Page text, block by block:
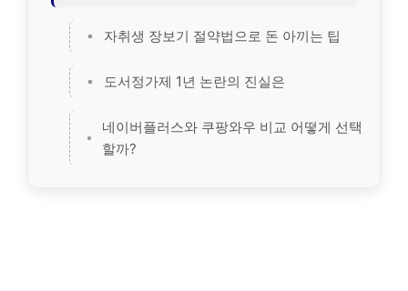
자취생 장보기 절약법으로 돈 아끼는 팁
도서정가제 1년 논란의 진실은
네이버플러스와 쿠팡와우 비교 어떻게 선택
할까?